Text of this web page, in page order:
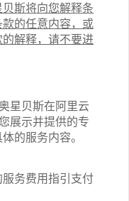
斯将向您解释条
的任意内容，或
解释，请不要进
星贝斯在阿里云
展示并提供的专
的服务内容。
服务费用指引支付